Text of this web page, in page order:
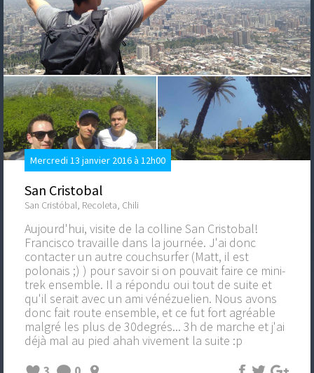
Mercredi 13 janvier 2016 à 12h00
San Cristobal
San Cristóbal, Recoleta, Chili
Aujourd'hui, visite de la colline San Cristobal!
Francisco travaille dans la journée. J'ai donc
contacter un autre couchsurfer (Matt, il est
polonais ;) ) pour savoir si on pouvait faire ce mini-
trek ensemble. Il a répondu oui tout de suite et
qu'il serait avec un ami vénézuelien. Nous avons
donc fait route ensemble, et ce fut fort agréable
malgré les plus de 30degrés... 3h de marche et j'ai
déjà mal au pied ahah vivement la suite :p